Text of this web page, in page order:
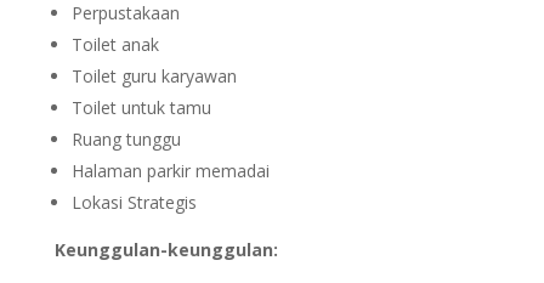
Perpustakaan
Toilet anak
Toilet guru karyawan
Toilet untuk tamu
Ruang tunggu
Halaman parkir memadai
Lokasi Strategis
Keunggulan-keunggulan: